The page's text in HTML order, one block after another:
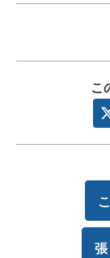
こ